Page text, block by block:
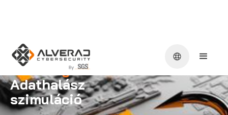
Phishing -
Adathalász
szimuláció